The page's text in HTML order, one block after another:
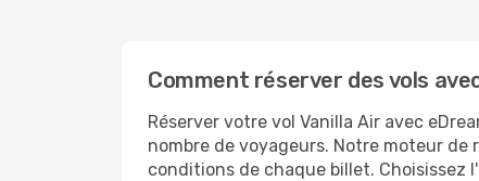
Comment réserver des vols
Réserver votre vol Vanilla Air avec
nombre de voyageurs. Notre moteur
conditions de chaque billet.